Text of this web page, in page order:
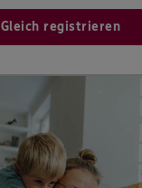
Gleich registrieren